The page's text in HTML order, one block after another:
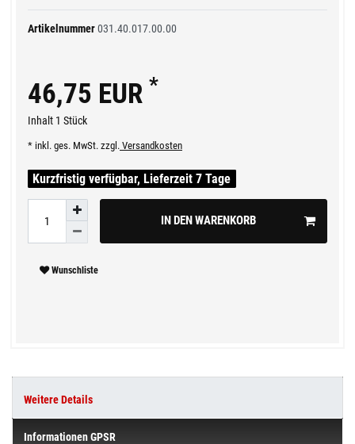
Artikelnummer031.40.017.00.00
46,75 EUR *
Inhalt 1 Stück
* inkl. ges. MwSt. zzgl. Versandkosten
Kurzfristig verfügbar, Lieferzeit 7 Tage
IN DEN WARENKORB
Wunschliste
Weitere Details
Informationen GPSR